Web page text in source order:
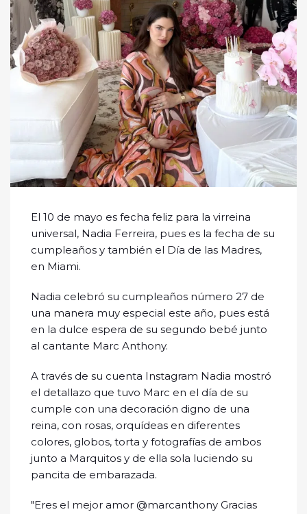
El 10 de mayo es fecha feliz para la virreina
universal, Nadia Ferreira, pues es la fecha de su
cumpleaños y también el Día de las Madres,
en Miami.
Nadia celebró su cumpleaños número 27 de
una manera muy especial este año, pues está
en la dulce espera de su segundo bebé junto
al cantante Marc Anthony.
A través de su cuenta Instagram Nadia mostró
el detallazo que tuvo Marc en el día de su
cumple con una decoración digno de una
reina, con rosas, orquídeas en diferentes
colores, globos, torta y fotografías de ambos
junto a Marquitos y de ella sola luciendo su
pancita de embarazada.
"Eres el mejor amor @marcanthony Gracias